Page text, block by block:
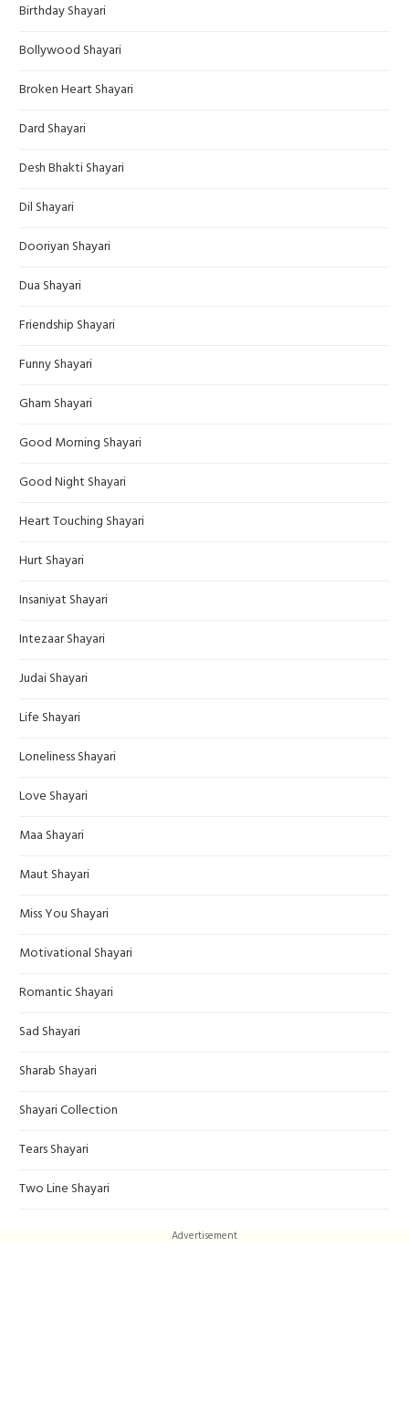
Birthday Shayari
Bollywood Shayari
Broken Heart Shayari
Dard Shayari
Desh Bhakti Shayari
Dil Shayari
Dooriyan Shayari
Dua Shayari
Friendship Shayari
Funny Shayari
Gham Shayari
Good Morning Shayari
Good Night Shayari
Heart Touching Shayari
Hurt Shayari
Insaniyat Shayari
Intezaar Shayari
Judai Shayari
Life Shayari
Loneliness Shayari
Love Shayari
Maa Shayari
Maut Shayari
Miss You Shayari
Motivational Shayari
Romantic Shayari
Sad Shayari
Sharab Shayari
Shayari Collection
Tears Shayari
Two Line Shayari
Advertisement